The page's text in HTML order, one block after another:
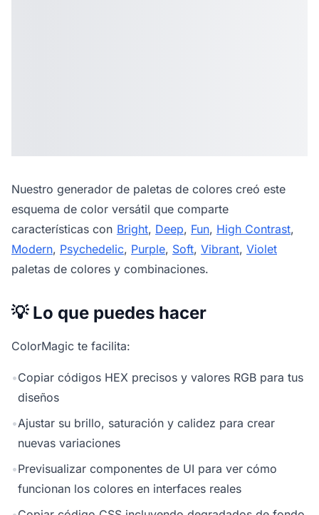
Nuestro generador de paletas de colores creó este
esquema de color versátil que comparte
características con Bright, Deep, Fun, High Contrast,
Modern, Psychedelic, Purple, Soft, Vibrant, Violet
paletas de colores y combinaciones.
💡 Lo que puedes hacer
ColorMagic te facilita:
•Copiar códigos HEX precisos y valores RGB para tus
diseños
•Ajustar su brillo, saturación y calidez para crear
nuevas variaciones
•Previsualizar componentes de UI para ver cómo
funcionan los colores en interfaces reales